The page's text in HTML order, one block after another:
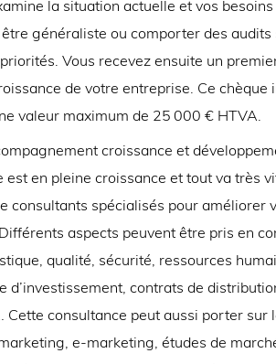
la situation actuelle et vos
généraliste ou comporter des audits
Vous recevez ensuite un
de votre entreprise. Ce chèque
valeur maximum de 25 000 € HTVA.
croissance et
est en pleine croissance et tout va très
consultants spécialisés pour améliorer
aspects peuvent être pris en
qualité, sécurité, ressources
d’investissement, contrats de
Cette consultance peut aussi porter sur
e-marketing, études de